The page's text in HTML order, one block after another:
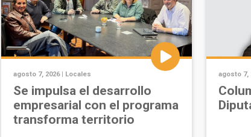
agosto 7, 2026 | Locales
Se impulsa el desarrollo
empresarial con el programa
transforma territorio
agosto 7,